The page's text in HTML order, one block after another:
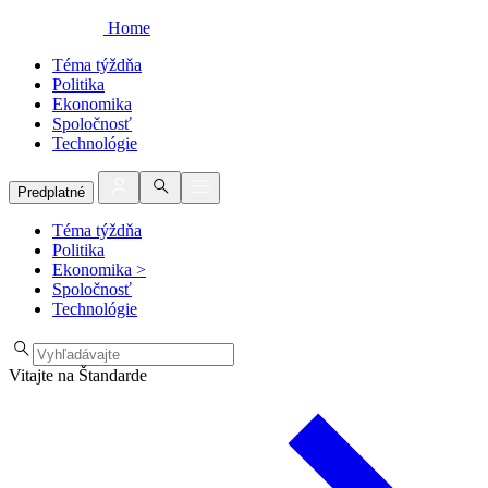
Home
Téma týždňa
Politika
Ekonomika
Spoločnosť
Technológie
Predplatné
Téma týždňa
Politika
Ekonomika >
Spoločnosť
Technológie
Vitajte na Štandarde